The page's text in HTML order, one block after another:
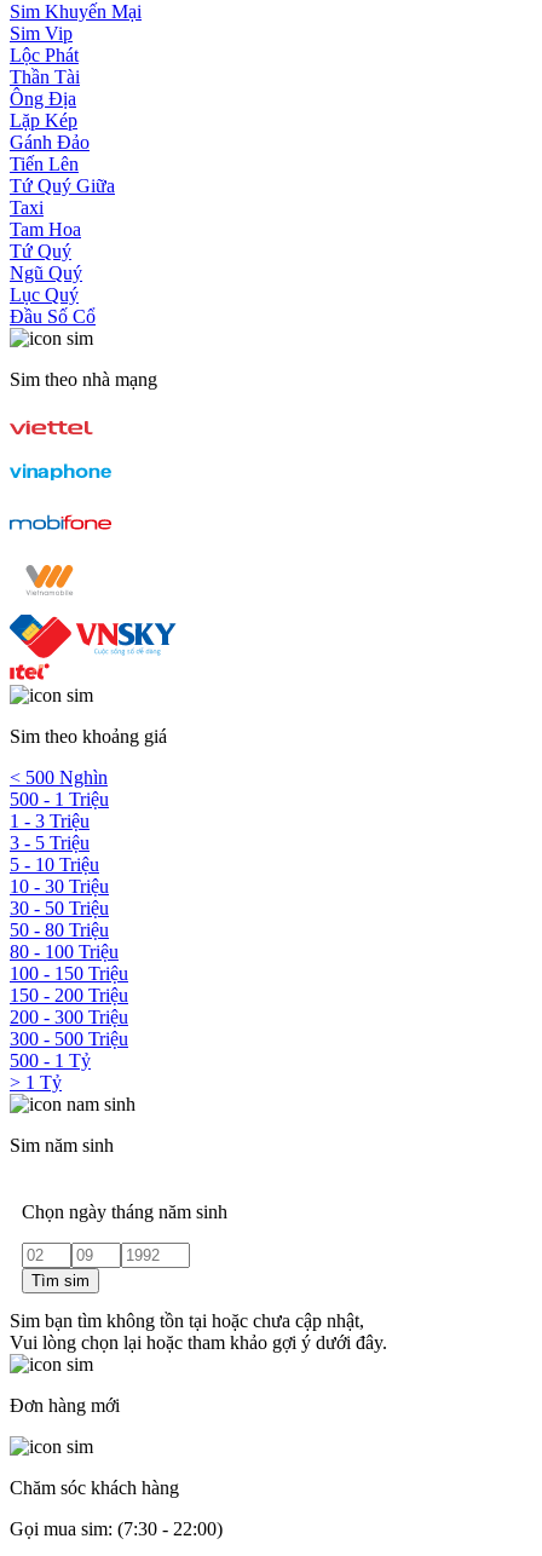
Sim Khuyến Mại
Sim Vip
Lộc Phát
Thần Tài
Ông Địa
Lặp Kép
Gánh Đảo
Tiến Lên
Tứ Quý Giữa
Taxi
Tam Hoa
Tứ Quý
Ngũ Quý
Lục Quý
Đầu Số Cổ
Sim theo nhà mạng
Sim theo khoảng giá
< 500 Nghìn
500 - 1 Triệu
1 - 3 Triệu
3 - 5 Triệu
5 - 10 Triệu
10 - 30 Triệu
30 - 50 Triệu
50 - 80 Triệu
80 - 100 Triệu
100 - 150 Triệu
150 - 200 Triệu
200 - 300 Triệu
300 - 500 Triệu
500 - 1 Tỷ
> 1 Tỷ
Sim năm sinh
Chọn ngày tháng năm sinh
Tìm sim
Sim bạn tìm không tồn tại hoặc chưa cập nhật,
Vui lòng chọn lại hoặc tham khảo gợi ý dưới đây.
Đơn hàng mới
Chăm sóc khách hàng
Gọi mua sim: (7:30 - 22:00)